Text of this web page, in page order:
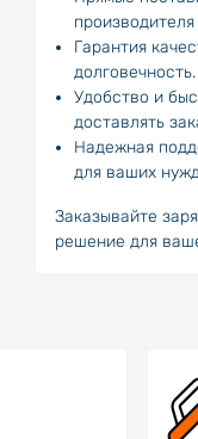
Гарантия
долговечность.
Удобство и
доставлять
Надежная
для ваших
Заказывайте
решение для